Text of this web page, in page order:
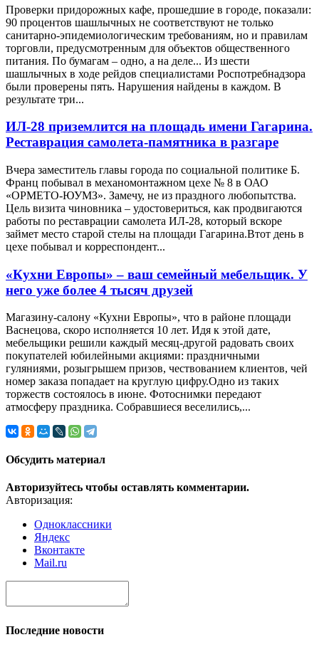
Проверки придорожных кафе, прошедшие в городе, показали:
90 процентов шашлычных не соответствуют не только
санитарно-эпидемиологическим требованиям, но и правилам
торговли, предусмотренным для объектов общественного
питания. По бумагам – одно, а на деле... Из шести
шашлычных в ходе рейдов специалистами Роспотребнадзора
были проверены пять. Нарушения найдены в каждом. В
результате три...
ИЛ-28 приземлится на площадь имени Гагарина.
Реставрация самолета-памятника в разгаре
Вчера заместитель главы города по социальной политике Б.
Франц побывал в механомонтажном цехе № 8 в ОАО
«ОРМЕТО-ЮУМЗ». Замечу, не из праздного любопытства.
Цель визита чиновника – удостовериться, как продвигаются
работы по реставрации самолета ИЛ-28, который вскоре
займет место старой стелы на площади Гагарина.Втот день в
цехе побывал и корреспондент...
«Кухни Европы» – ваш семейный мебельщик. У
него уже более 4 тысяч друзей
Магазину-салону «Кухни Европы», что в районе площади
Васнецова, скоро исполняется 10 лет. Идя к этой дате,
мебельщики решили каждый месяц-другой радовать своих
покупателей юбилейными акциями: праздничными
гуляниями, розыгрышем призов, чествованием клиентов, чей
номер заказа попадает на круглую цифру.Одно из таких
торжеств состоялось в июне. Фотоснимки передают
атмосферу праздника. Собравшиеся веселились,...
Обсудить материал
Авторизуйтесь чтобы оставлять комментарии.
Авторизация:
Одноклассники
Яндекс
Вконтакте
Mail.ru
Последние новости